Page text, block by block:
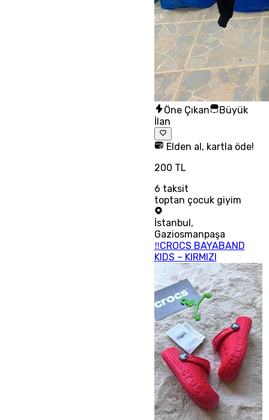
Öne Çıkan
Büyük
İlan
Elden al, kartla öde!
200 TL
6 taksit
toptan çocuk giyim
İstanbul ,
Gaziosmanpaşa
‼CROCS BAYABAND
KIDS – KIRMIZI